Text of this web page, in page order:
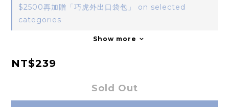
$2500再加贈「巧虎外出口袋包」 on selected
categories
Show more
NT$239
Sold Out